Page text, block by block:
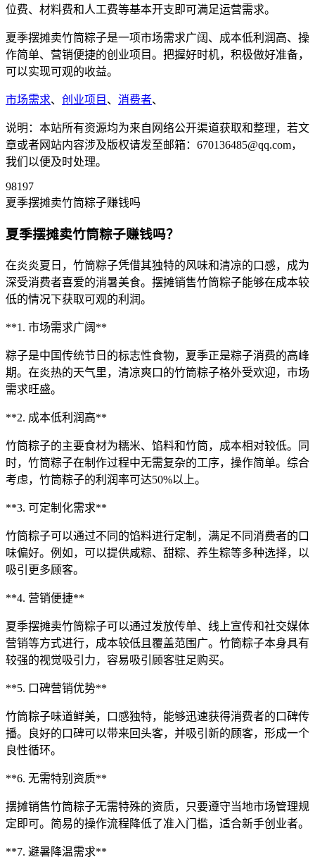
位费、材料费和人工费等基本开支即可满足运营需求。
夏季摆摊卖竹筒粽子是一项市场需求广阔、成本低利润高、操
作简单、营销便捷的创业项目。把握好时机，积极做好准备，
可以实现可观的收益。
市场需求、 创业项目 、 消费者、
说明：本站所有资源均为来自网络公开渠道获取和整理，若文
章或者网站内容涉及版权请发至邮箱：670136485@qq.com，
我们以便及时处理。
98197
夏季摆摊卖竹筒粽子赚钱吗
夏季摆摊卖竹筒粽子赚钱吗？
在炎炎夏日，竹筒粽子凭借其独特的风味和清凉的口感，成为
深受消费者喜爱的消暑美食。摆摊销售竹筒粽子能够在成本较
低的情况下获取可观的利润。
**1. 市场需求广阔**
粽子是中国传统节日的标志性食物，夏季正是粽子消费的高峰
期。在炎热的天气里，清凉爽口的竹筒粽子格外受欢迎，市场
需求旺盛。
**2. 成本低利润高**
竹筒粽子的主要食材为糯米、馅料和竹筒，成本相对较低。同
时，竹筒粽子在制作过程中无需复杂的工序，操作简单。综合
考虑，竹筒粽子的利润率可达50%以上。
**3. 可定制化需求**
竹筒粽子可以通过不同的馅料进行定制，满足不同消费者的口
味偏好。例如，可以提供咸粽、甜粽、养生粽等多种选择，以
吸引更多顾客。
**4. 营销便捷**
夏季摆摊卖竹筒粽子可以通过发放传单、线上宣传和社交媒体
营销等方式进行，成本较低且覆盖范围广。竹筒粽子本身具有
较强的视觉吸引力，容易吸引顾客驻足购买。
**5. 口碑营销优势**
竹筒粽子味道鲜美，口感独特，能够迅速获得消费者的口碑传
播。良好的口碑可以带来回头客，并吸引新的顾客，形成一个
良性循环。
**6. 无需特别资质**
摆摊销售竹筒粽子无需特殊的资质，只要遵守当地市场管理规
定即可。简易的操作流程降低了准入门槛，适合新手创业者。
**7. 避暑降温需求**